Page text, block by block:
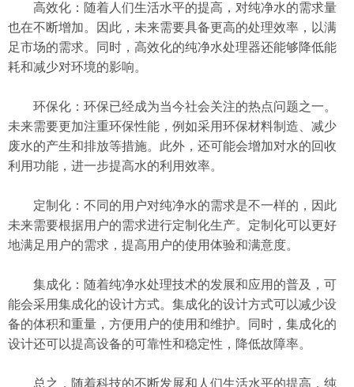
高效化：随着人们生活水平的提高，对纯净水的需求量
也在不断增加。因此，未来需要具备更高的处理效率，以满
足市场的需求。同时，高效化的纯净水处理器还能够降低能
耗和减少对环境的影响。
环保化：环保已经成为当今社会关注的热点问题之一。
未来需要更加注重环保性能，例如采用环保材料制造、减少
废水的产生和排放等措施。此外，还可能会增加对水的回收
利用功能，进一步提高水的利用效率。
定制化：不同的用户对纯净水的需求是不一样的，因此
未来需要根据用户的需求进行定制化生产。定制化可以更好
地满足用户的需求，提高用户的使用体验和满意度。
集成化：随着纯净水处理技术的发展和应用的普及，可
能会采用集成化的设计方式。集成化的设计方式可以减少设
备的体积和重量，方便用户的使用和维护。同时，集成化的
设计还可以提高设备的可靠性和稳定性，降低故障率。
总之，随着科技的不断发展和人们生活水平的提高，纯